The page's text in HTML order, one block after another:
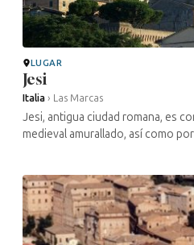
LUGAR
Jesi
Italia › Las Marcas
Jesi, antigua ciudad romana, es
medieval amurallado, así como